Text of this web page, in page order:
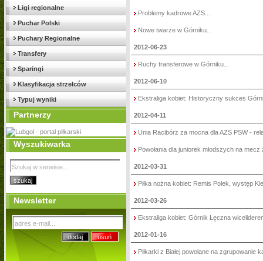
Ligi regionalne
Puchar Polski
Puchary Regionalne
Transfery
Sparingi
Klasyfikacja strzelców
Typuj wyniki
Partnerzy
Wyszukiwarka
Newsletter
Problemy kadrowe AZS...
Nowe twarze w Górniku...
2012-06-23
Ruchy transferowe w Górniku...
2012-06-10
Ekstraliga kobiet: Historyczny sukces
2012-04-11
Unia Racibórz za mocna dla AZS PSW -
Powołania dla juniorek młodszych na
2012-03-31
Piłka nożna kobiet: Remis Polek, występ
2012-03-26
Ekstraliga kobiet: Górnik Łęczna
2012-01-16
Piłkarki z Białej powołane na zgrupowanie